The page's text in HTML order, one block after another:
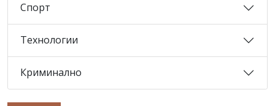
Спорт
Технологии
Криминално